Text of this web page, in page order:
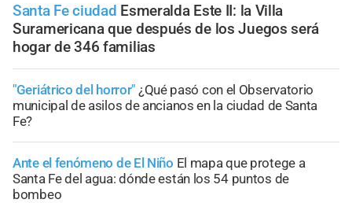
Santa Fe ciudad Esmeralda Este II: la Villa
Suramericana que después de los Juegos será
hogar de 346 familias
"Geriátrico del horror" ¿Qué pasó con el Observatorio
municipal de asilos de ancianos en la ciudad de Santa
Fe?
Ante el fenómeno de El Niño El mapa que protege a
Santa Fe del agua: dónde están los 54 puntos de
bombeo